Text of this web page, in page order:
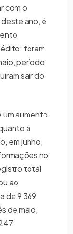
com o
ano, é
foram
período
sair do
um aumento
a
em junho,
no
total
ao
de 9 369
de maio,